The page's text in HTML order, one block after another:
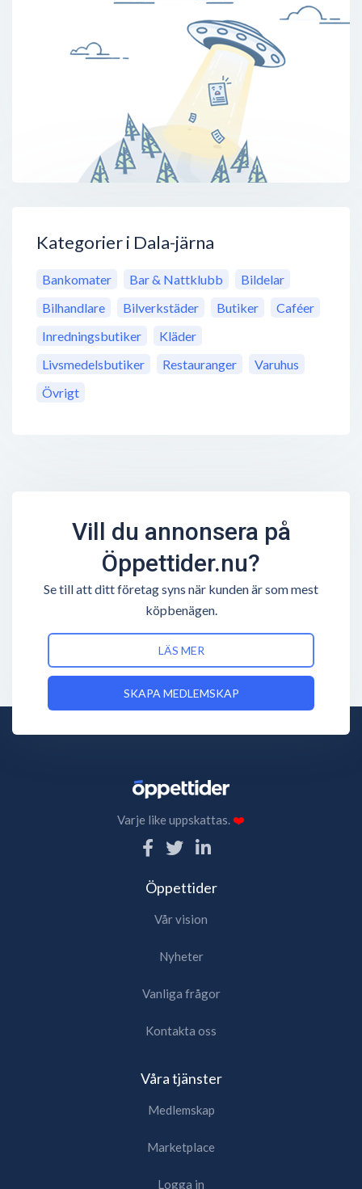
Kategorier i Dala-järna
Bankomater Bar & Nattklubb
Bildelar
Bilhandlare
Bilverkstäder Butiker
Caféer
Inredningsbutiker
Kläder
Livsmedelsbutiker
Restauranger
Varuhus
Övrigt
Vill du annonsera på
Öppettider.nu?
Se till att ditt företag syns när kunden är som mest
köpbenägen.
LÄS MER
SKAPA MEDLEMSKAP
Varje like uppskattas.❤️
Öppettider
Vår vision
Nyheter
Vanliga frågor
Kontakta oss
Våra tjänster
Medlemskap
Marketplace
Logga in